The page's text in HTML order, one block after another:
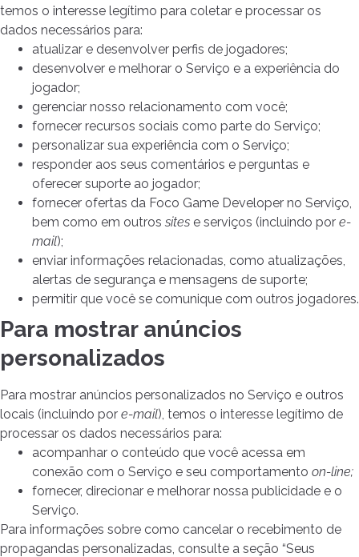
temos o interesse legítimo para coletar e processar os
dados necessários para:
atualizar e desenvolver perfis de jogadores;
desenvolver e melhorar o Serviço e a experiência do
jogador;
gerenciar nosso relacionamento com você;
fornecer recursos sociais como parte do Serviço;
personalizar sua experiência com o Serviço;
responder aos seus comentários e perguntas e
oferecer suporte ao jogador;
fornecer ofertas da Foco Game Developer no Serviço,
bem como em outros sites e serviços (incluindo por e-
mail);
enviar informações relacionadas, como atualizações,
alertas de segurança e mensagens de suporte;
permitir que você se comunique com outros jogadores.
Para mostrar anúncios
personalizados
Para mostrar anúncios personalizados no Serviço e outros
locais (incluindo por e-mail), temos o interesse legítimo de
processar os dados necessários para:
acompanhar o conteúdo que você acessa em
conexão com o Serviço e seu comportamento on-line;
fornecer, direcionar e melhorar nossa publicidade e o
Serviço.
Para informações sobre como cancelar o recebimento de
propagandas personalizadas, consulte a seção “Seus